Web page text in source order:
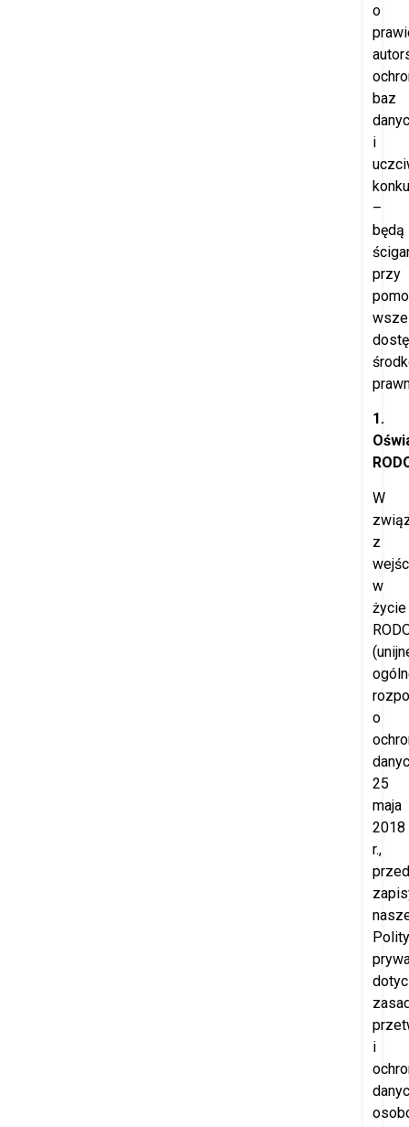
o
baz
i
–
będą
przy
1.
W
z
w
życie
o
25
maja
2018
r.,
i